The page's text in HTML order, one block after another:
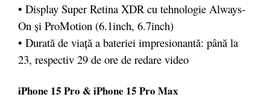
• Display Super Retina XDR cu tehnologie Always-
On și ProMotion (6.1inch, 6.7inch)
• Durată de viață a bateriei impresionantă: până la
23, respectiv 29 de ore de redare video
iPhone 15 Pro & iPhone 15 Pro Max